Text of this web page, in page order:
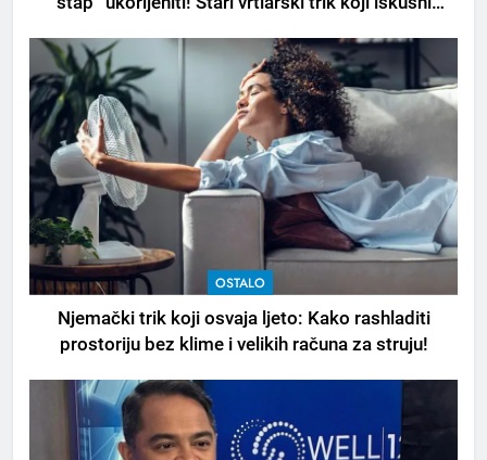
OSTALO
Njemački trik koji osvaja ljeto: Kako rashladiti
prostoriju bez klime i velikih računa za struju!